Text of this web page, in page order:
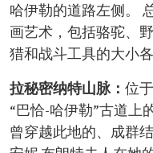
哈伊勒的道路左侧。
画艺术，包括骆驼、
猎和战斗工具的大小
拉秘密纳特山脉： 位
“巴恰-哈伊勒”古道上
曾穿越此地的、成群